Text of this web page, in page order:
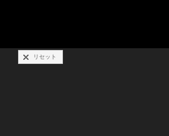
リセット